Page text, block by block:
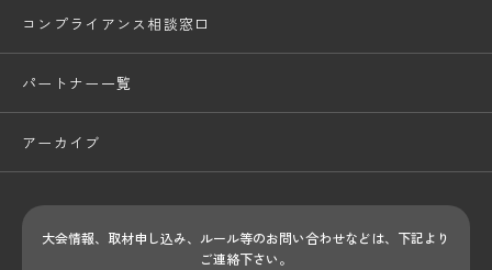
コンプライアンス相談窓口
パートナー一覧
アーカイブ
大会情報、取材申し込み、ルール等のお問い合わせなどは、下記より
ご連絡下さい。